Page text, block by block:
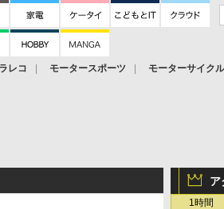
レコ モータースポーツ モーターサイクル
ア
1時間